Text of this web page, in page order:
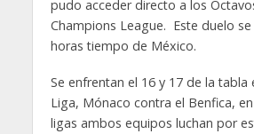
pudo acceder directo a los
Champions League. Este duelo
horas tiempo de México.
Se enfrentan el 16 y 17 de la tabla
Liga, Mónaco contra el Benfica,
ligas ambos equipos luchan por